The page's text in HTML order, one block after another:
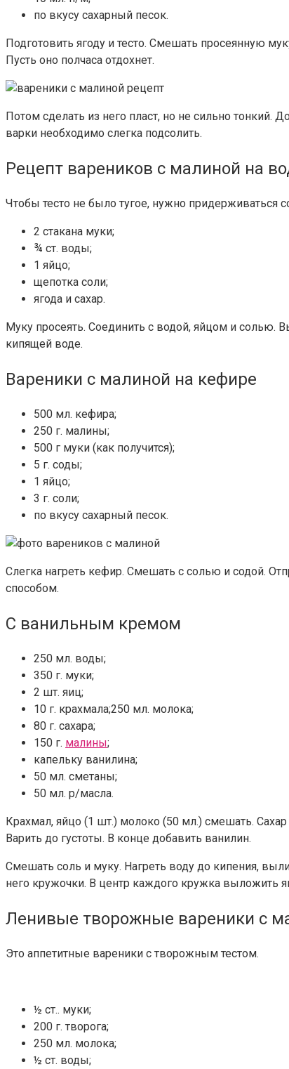
по вкусу сахарный песок.
Подготовить ягоду и тесто. Смешать просеянную
Пусть оно полчаса отдохнет.
Потом сделать из него пласт, но не сильно тонкий.
варки необходимо слегка подсолить.
Рецепт вареников с малиной на
Чтобы тесто не было тугое, нужно придерживаться
2 стакана муки;
¾ ст. воды;
1 яйцо;
щепотка соли;
ягода и сахар.
Муку просеять. Соединить с водой, яйцом и солью.
кипящей воде.
Вареники с малиной на кефире
500 мл. кефира;
250 г. малины;
500 г муки (как получится);
5 г. соды;
1 яйцо;
3 г. соли;
по вкусу сахарный песок.
Слегка нагреть кефир. Смешать с солью и содой.
способом.
С ванильным кремом
250 мл. воды;
350 г. муки;
2 шт. яиц;
10 г. крахмала;250 мл. молока;
80 г. сахара;
150 г. малины;
капельку ванилина;
50 мл. сметаны;
50 мл. р/масла.
Крахмал, яйцо (1 шт.) молоко (50 мл.) смешать.
Варить до густоты. В конце добавить ванилин.
Смешать соль и муку. Нагреть воду до кипения,
него кружочки. В центр каждого кружка выложить
Ленивые творожные вареники с
Это аппетитные вареники с творожным тестом.
½ ст.. муки;
200 г. творога;
250 мл. молока;
½ ст. воды;